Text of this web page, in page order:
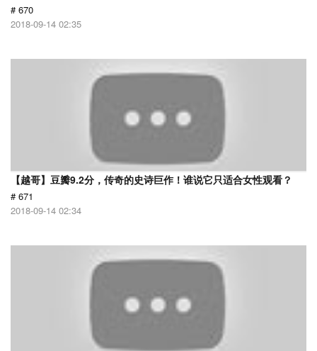
# 670
2018-09-14 02:35
【越哥】豆瓣9.2分，传奇的史诗巨作！谁说它只适合女性观看？
# 671
2018-09-14 02:34